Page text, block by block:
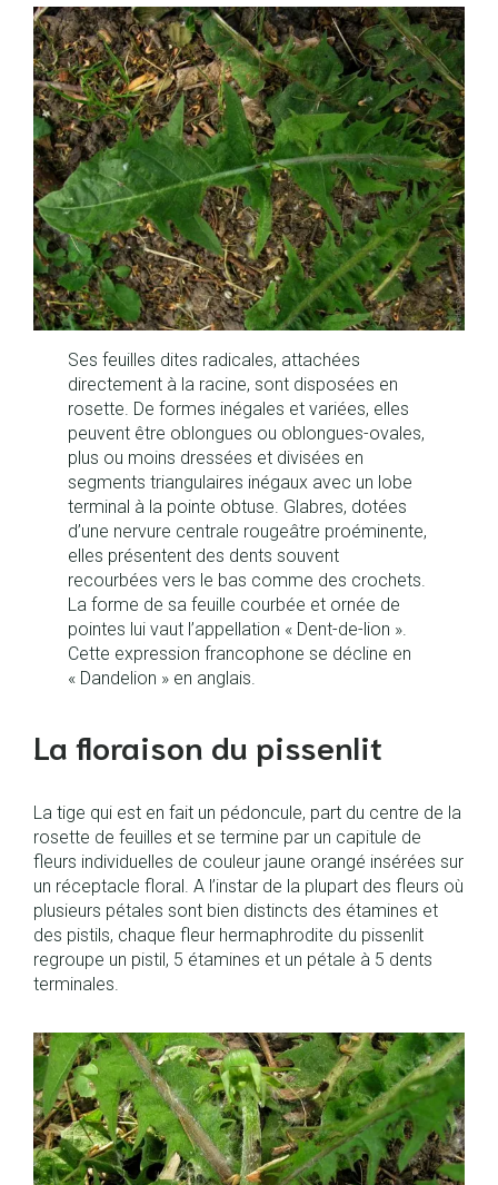
Ses feuilles dites radicales, attachées
directement à la racine, sont disposées en
rosette. De formes inégales et variées, elles
peuvent être oblongues ou oblongues-ovales,
plus ou moins dressées et divisées en
segments triangulaires inégaux avec un lobe
terminal à la pointe obtuse. Glabres, dotées
d’une nervure centrale rougeâtre proéminente,
elles présentent des dents souvent
recourbées vers le bas comme des crochets.
La forme de sa feuille courbée et ornée de
pointes lui vaut l’appellation « Dent-de-lion ».
Cette expression francophone se décline en
« Dandelion » en anglais.
La floraison du pissenlit
La tige qui est en fait un pédoncule, part du centre de la
rosette de feuilles et se termine par un capitule de
fleurs individuelles de couleur jaune orangé insérées sur
un réceptacle floral. A l’instar de la plupart des fleurs où
plusieurs pétales sont bien distincts des étamines et
des pistils, chaque fleur hermaphrodite du pissenlit
regroupe un pistil, 5 étamines et un pétale à 5 dents
terminales.